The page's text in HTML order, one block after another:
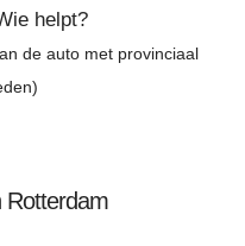
helpt?
de auto met provinciaal
Rotterdam